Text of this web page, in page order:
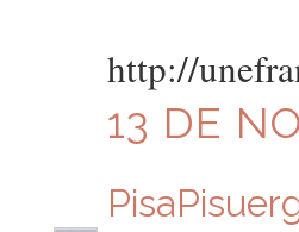
http://
13 DE